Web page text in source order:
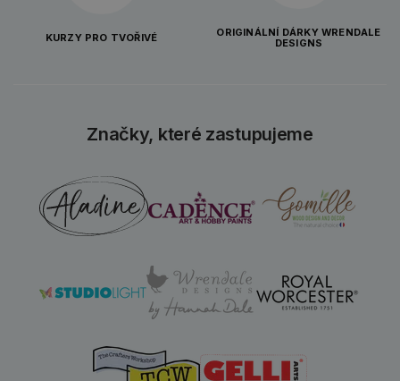
KURZY PRO TVOŘIVÉ
ORIGINÁLNÍ DÁRKY WRENDALE
DESIGNS
Značky, které zastupujeme